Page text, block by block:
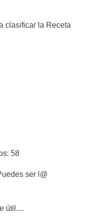
clasificar la Receta
58
ser l@
útil....